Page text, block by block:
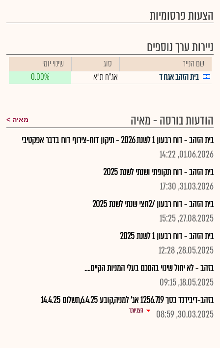
הצעות פרסומיות
ניירות ערך נוספים
שם הנייר סוג
שינוי יומי
בית הזהב אגח ד
אג"ח ת"א 0.00%
הודעות בורסה - מאיה מאיה
בית הזהב - דוח רבעון 1 לשנת 2026 - תיקון דוח-צירוף דוח בדבר אפקטיבי
01.06.2026, 14:22
בית הזהב - דוח תקופתי ושנתי לשנת 2025
31.03.2026, 17:30
בית הזהב - דוח רבעון /2חצי שנתי לשנת 2025
27.08.2025, 15:25
בית הזהב - דוח רבעון 1 לשנת 2025
28.05.2025, 12:28
בזהב - לא יחול שינוי בהסכם בעלי המניות הקיים....
18.05.2025, 09:15
בזהב-דיבידנד בסך 1256.719 אג' למניה,קובע 6.4.25,תשלום 14.4.25
30.03.2025, 08:59
הצג יותר